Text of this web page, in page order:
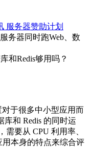
服务器赞助计划
务器同时跑Web、数
和Redis够用吗？
于很多中小型应用而
和 Redis 的同时运
要从 CPU 利用率、
本身的特点来综合评